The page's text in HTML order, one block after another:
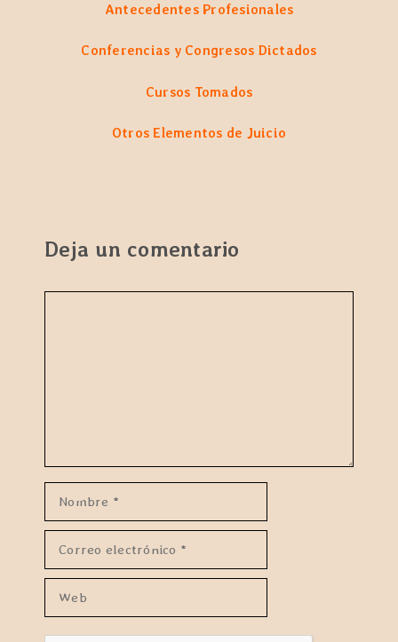
Antecedentes Profesionales
Conferencias y Congresos Dictados
Cursos Tomados
Otros Elementos de Juicio
Deja un comentario